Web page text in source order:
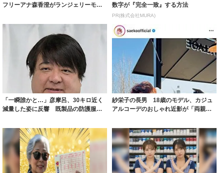
フリーアナ森香澄がランジェリーモデ
数字が『完全一致』する方法
PR(株式会社MURA)
「一瞬誰かと…」彦摩呂、30キロ近く
減量した姿に反響 既製品の防護服が
紗栄子の長男 18歳のモデル、カジュ
アルコーデのおしゃれ近影が「両親の